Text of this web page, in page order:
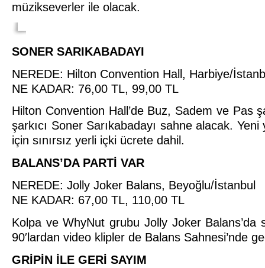
müzikseverler ile olacak.
SONER SARIKABADAYI
NEREDE: Hilton Convention Hall, Harbiye/
NE KADAR: 76,00 TL, 99,00 TL
Hilton Convention Hall’de Buz, Sadem ve Pas
şarkıcı Soner Sarıkabadayı sahne alacak. Yeni
için sınırsız yerli içki ücrete dahil.
BALANS’DA PARTİ VAR
NEREDE: Jolly Joker Balans, Beyoğlu/İstanbul
NE KADAR: 67,00 TL, 110,00 TL
Kolpa ve WhyNut grubu Jolly Joker Balans’da
90′lardan video klipler de Balans Sahnesi’nde
GRİPİN İLE GERİ SAYIM